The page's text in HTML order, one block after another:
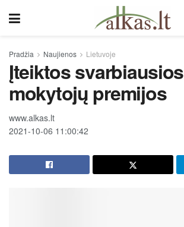
Pradžia Naujienos Lietuvoje
Įteiktos svarbiausios
mokytojų premijos
www.alkas.lt
2021-10-06 11:00:42